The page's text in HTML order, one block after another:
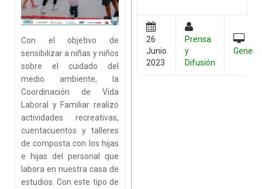
26
Junio
2023
Prensa
y
Difusión
General
Con el objetivo de
sensibilizar a niñas y niños
sobre el cuidado del
medio ambiente, la
Coordinación de Vida
Laboral y Familiar realizó
actividades recreativas,
cuentacuentos y talleres
de composta con los hijas
e hijas del personal que
labora en nuestra casa de
estudios. Con este tipo de